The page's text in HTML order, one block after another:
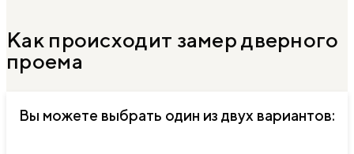
Как происходит замер дверного
проема
Вы можете выбрать один из двух вариантов: